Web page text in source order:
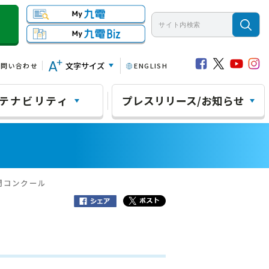
い合わせ 文字サイズ ENGLISH
ナビリティ プレスリリース/お知らせ
ンクール